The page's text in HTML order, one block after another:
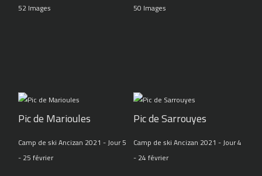
52 Images 50 Images
Pic de Marioules
Camp de ski Ancizan 2021 - Jour 5
- 25 février
Pic de Sarrouyes
Camp de ski Ancizan 2021 - Jour 4
- 24 février